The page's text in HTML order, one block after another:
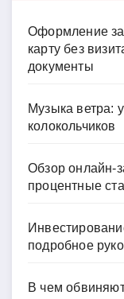
Оформление
карту без
документы
Музыка ветра:
колокольчиков
Обзор онлайн-
процентные
подробное
В чем